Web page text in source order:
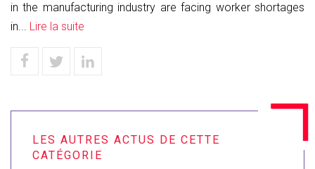
in the manufacturing industry are facing worker shortages
in... Lire la suite